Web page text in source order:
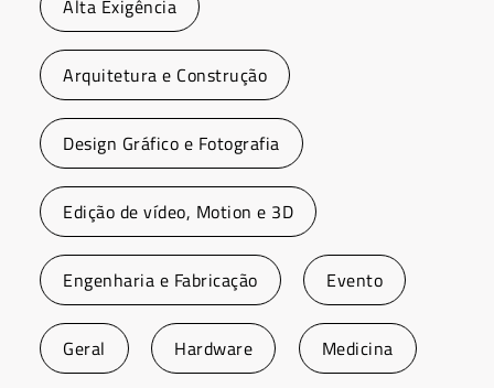
Alta Exigência
Arquitetura e Construção
Design Gráfico e Fotografia
Edição de vídeo, Motion e 3D
Engenharia e Fabricação Evento
Geral Hardware Medicina